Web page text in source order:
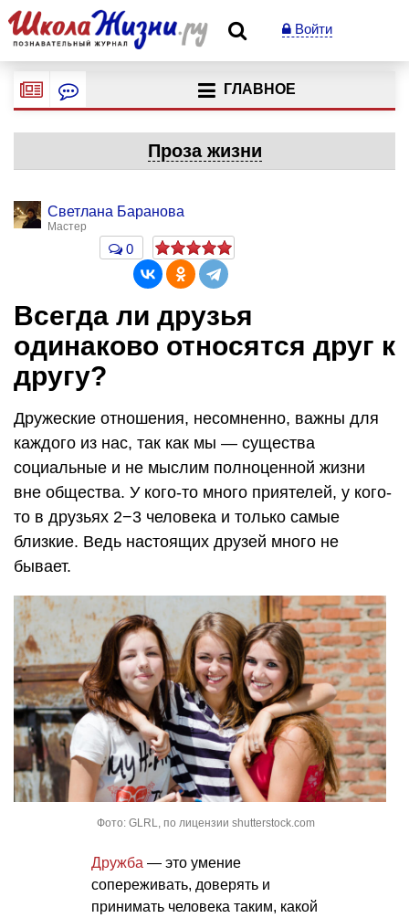
Войти
ГЛАВНОЕ
Проза жизни
Светлана Баранова
Мастер
0
Всегда ли друзья
одинаково относятся друг к
другу?
Дружеские отношения, несомненно, важны для
каждого из нас, так как мы — существа
социальные и не мыслим полноценной жизни
вне общества. У кого-то много приятелей, у кого-
то в друзьях 2−3 человека и только самые
близкие. Ведь настоящих друзей много не
бывает.
Фото: GLRL, по лицензии shutterstock.com
Дружба — это умение
сопереживать, доверять и
принимать человека таким, какой